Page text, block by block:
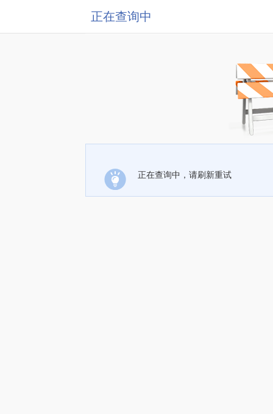
正在查询中
正在查询中，请刷新重试